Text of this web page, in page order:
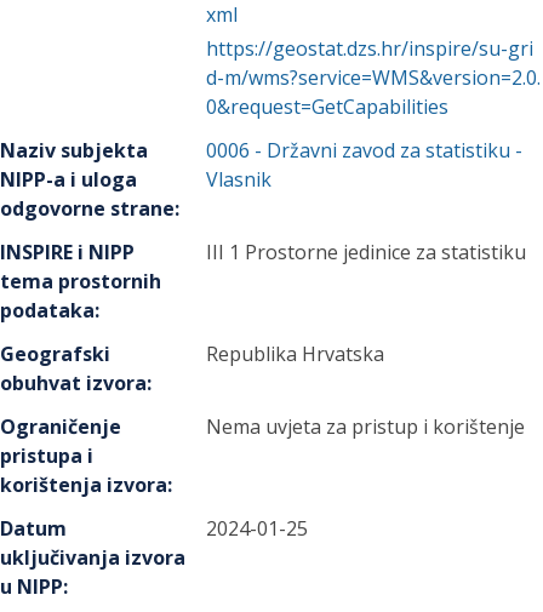
xml
https://geostat.dzs.hr/inspire/su-gri
d-m/wms?service=WMS&version=2.0.
0&request=GetCapabilities
Naziv subjekta
NIPP-a i uloga
odgovorne strane:
0006 - Državni zavod za statistiku -
Vlasnik
INSPIRE i NIPP
tema prostornih
podataka:
III 1 Prostorne jedinice za statistiku
Geografski
obuhvat izvora:
Republika Hrvatska
Ograničenje
pristupa i
korištenja izvora:
Nema uvjeta za pristup i korištenje
Datum
uključivanja izvora
u NIPP:
2024-01-25